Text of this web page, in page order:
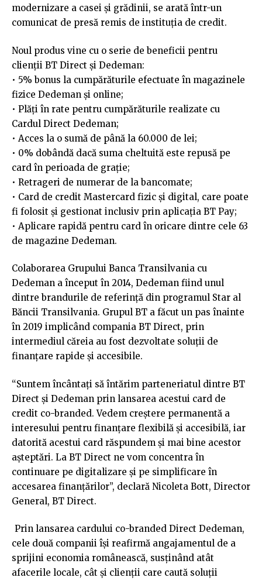
modernizare a casei și grădinii, se arată într-un
comunicat de presă remis de instituția de credit.
Noul produs vine cu o serie de beneficii pentru
clienții BT Direct și Dedeman:
• 5% bonus la cumpărăturile efectuate în magazinele
fizice Dedeman și online;
• Plăți în rate pentru cumpărăturile realizate cu
Cardul Direct Dedeman;
• Acces la o sumă de până la 60.000 de lei;
• 0% dobândă dacă suma cheltuită este repusă pe
card în perioada de grație;
• Retrageri de numerar de la bancomate;
• Card de credit Mastercard fizic și digital, care poate
fi folosit și gestionat inclusiv prin aplicația BT Pay;
• Aplicare rapidă pentru card în oricare dintre cele 63
de magazine Dedeman.
Colaborarea Grupului Banca Transilvania cu
Dedeman a început în 2014, Dedeman fiind unul
dintre brandurile de referință din programul Star al
Băncii Transilvania. Grupul BT a făcut un pas înainte
în 2019 implicând compania BT Direct, prin
intermediul căreia au fost dezvoltate soluții de
finanțare rapide și accesibile.
“Suntem încântați să întărim parteneriatul dintre BT
Direct și Dedeman prin lansarea acestui card de
credit co-branded. Vedem creștere permanentă a
interesului pentru finanțare flexibilă și accesibilă, iar
datorită acestui card răspundem și mai bine acestor
așteptări. La BT Direct ne vom concentra în
continuare pe digitalizare și pe simplificare în
accesarea finanțărilor”, declară Nicoleta Bott, Director
General, BT Direct.
Prin lansarea cardului co-branded Direct Dedeman,
cele două companii își reafirmă angajamentul de a
sprijini economia românească, susținând atât
afacerile locale, cât și clienții care caută soluții